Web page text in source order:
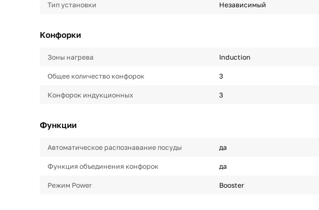
Тип установки Независимый
Конфорки
Зоны нагрева Induction
Общее количество конфорок 3
Конфорок индукционных 3
Функции
Автоматическое распознавание посуды да
Функция объединения конфорок да
Режим Power Booster